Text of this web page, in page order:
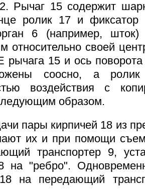
Рычаг 15 содержит
ролик 17 и фиксатор
6 (например, шток)
относительно своей
рычага 15 и ось
соосно, а
воздействия с
образом.
пары кирпичей 18 из
их и при помощи
транспортер 9,
на "ребро".
на передающий